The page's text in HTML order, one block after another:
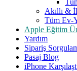
Akıllı &
Tüm Ev-
Apple Eğitim
Yardım
Sipariş
Pasaj Blog
iPhone